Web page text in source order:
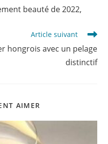
beauté de 2022,
Article suivant
hongrois avec un pelage
distinctif
AIMER